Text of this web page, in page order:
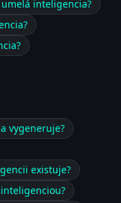
inteligencia?
vygeneruje?
existuje?